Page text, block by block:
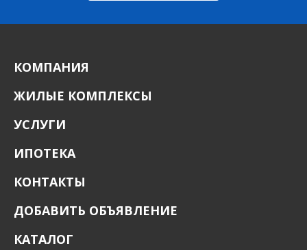
КОМПАНИЯ
ЖИЛЫЕ КОМПЛЕКСЫ
УСЛУГИ
ИПОТЕКА
КОНТАКТЫ
ДОБАВИТЬ ОБЪЯВЛЕНИЕ
КАТАЛОГ